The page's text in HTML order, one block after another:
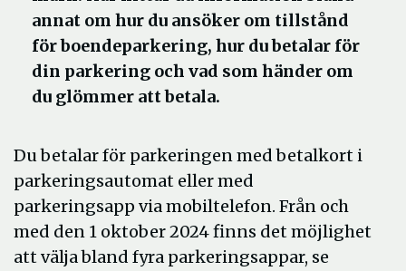
annat om hur du ansöker om tillstånd
för boendeparkering, hur du betalar för
din parkering och vad som händer om
du glömmer att betala.
Du betalar för parkeringen med betalkort i
parkeringsautomat eller med
parkeringsapp via mobiltelefon. Från och
med den 1 oktober 2024 finns det möjlighet
att välja bland fyra parkeringsappar, se